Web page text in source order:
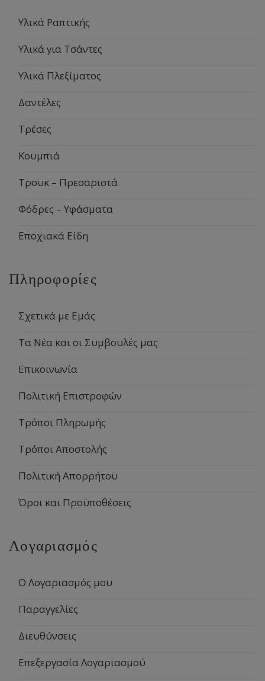
Υλικά Ραπτικής
Υλικά για Τσάντες
Υλικά Πλεξίματος
Δαντέλες
Τρέσες
Κουμπιά
Τρουκ – Πρεσαριστά
Φόδρες – Υφάσματα
Εποχιακά Είδη
Πληροφορίες
Σχετικά με Εμάς
Τα Νέα και οι Συμβουλές μας
Επικοινωνία
Πολιτική Επιστροφών
Τρόποι Πληρωμής
Τρόποι Αποστολής
Πολιτική Απορρήτου
Όροι και Προϋποθέσεις
Λογαριασμός
Ο Λογαριασμός μου
Παραγγελίες
Διευθύνσεις
Επεξεργασία Λογαριασμού